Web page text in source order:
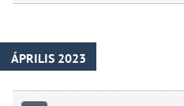
ÁPRILIS 2023